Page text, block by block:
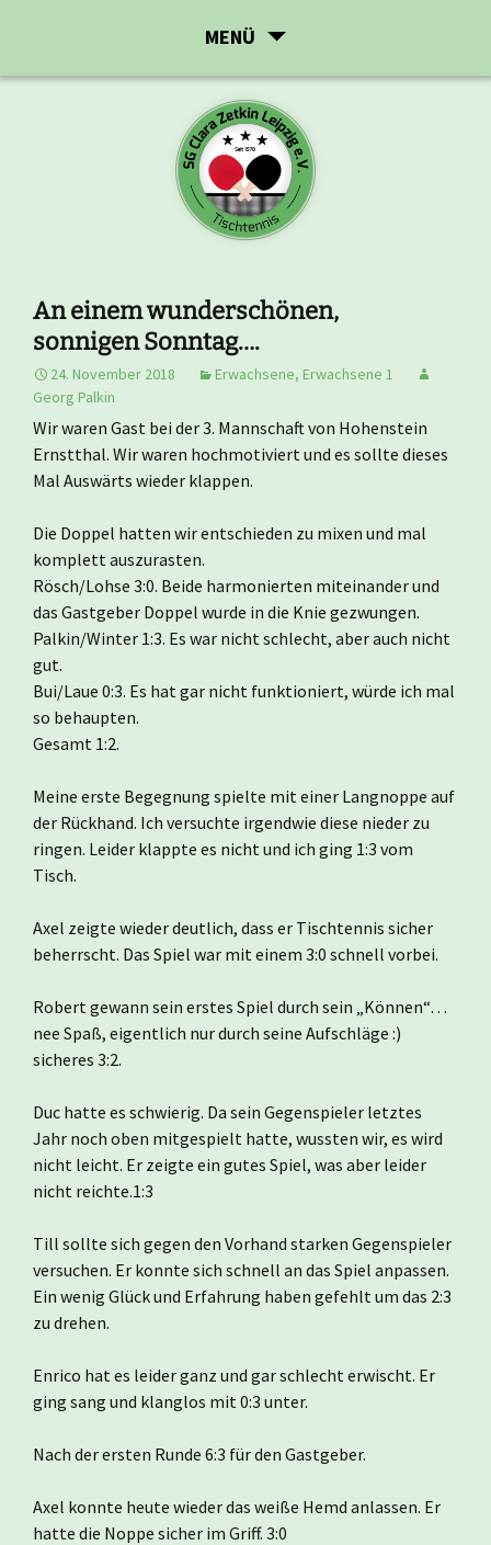
MENÜ
An einem wunderschönen,
sonnigen Sonntag….
24. November 2018 Erwachsene, Erwachsene 1
Georg Palkin
Wir waren Gast bei der 3. Mannschaft von Hohenstein
Ernstthal. Wir waren hochmotiviert und es sollte dieses
Mal Auswärts wieder klappen.
Die Doppel hatten wir entschieden zu mixen und mal
komplett auszurasten.
Rösch/Lohse 3:0. Beide harmonierten miteinander und
das Gastgeber Doppel wurde in die Knie gezwungen.
Palkin/Winter 1:3. Es war nicht schlecht, aber auch nicht
gut.
Bui/Laue 0:3. Es hat gar nicht funktioniert, würde ich mal
so behaupten.
Gesamt 1:2.
Meine erste Begegnung spielte mit einer Langnoppe auf
der Rückhand. Ich versuchte irgendwie diese nieder zu
ringen. Leider klappte es nicht und ich ging 1:3 vom
Tisch.
Axel zeigte wieder deutlich, dass er Tischtennis sicher
beherrscht. Das Spiel war mit einem 3:0 schnell vorbei.
Robert gewann sein erstes Spiel durch sein „Können“…
nee Spaß, eigentlich nur durch seine Aufschläge :)
sicheres 3:2.
Duc hatte es schwierig. Da sein Gegenspieler letztes
Jahr noch oben mitgespielt hatte, wussten wir, es wird
nicht leicht. Er zeigte ein gutes Spiel, was aber leider
nicht reichte.1:3
Till sollte sich gegen den Vorhand starken Gegenspieler
versuchen. Er konnte sich schnell an das Spiel anpassen.
Ein wenig Glück und Erfahrung haben gefehlt um das 2:3
zu drehen.
Enrico hat es leider ganz und gar schlecht erwischt. Er
ging sang und klanglos mit 0:3 unter.
Nach der ersten Runde 6:3 für den Gastgeber.
Axel konnte heute wieder das weiße Hemd anlassen. Er
hatte die Noppe sicher im Griff. 3:0